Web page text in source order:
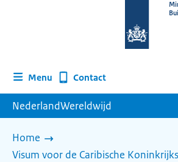
homepage
Menu Contact
NederlandWereldwijd
Home
Visum voor de Caribische